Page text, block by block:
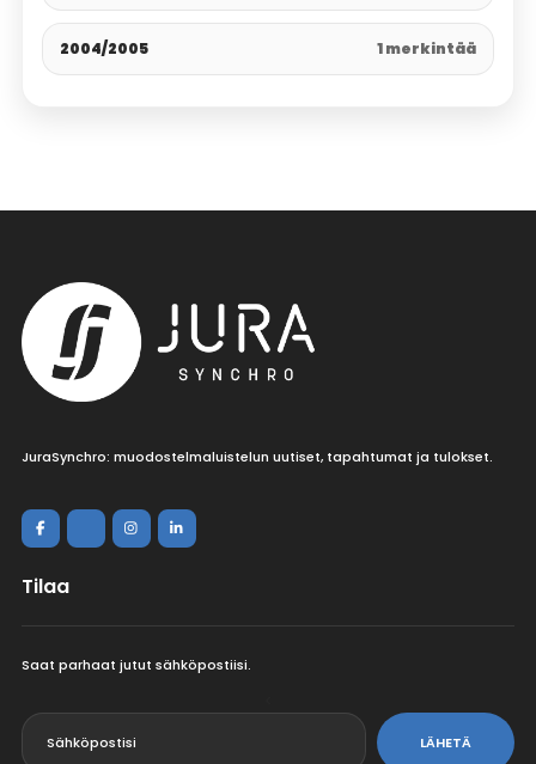
2004/2005 1 merkintää
JuraSynchro: muodostelmaluistelun uutiset, tapahtumat ja tulokset.
Tilaa
Saat parhaat jutut sähköpostiisi.
LÄHETÄ